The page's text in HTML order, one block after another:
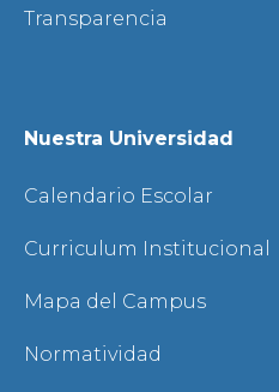
Transparencia
Nuestra Universidad
Calendario Escolar
Curriculum Institucional
Mapa del Campus
Normatividad